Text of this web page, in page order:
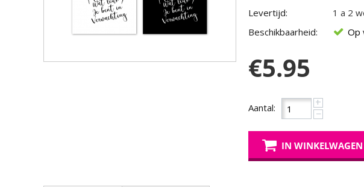
Levertijd:
1 a 2
Beschikbaarheid:
Op
€5.95
Aantal:
+
−
IN WINKELWAGEN